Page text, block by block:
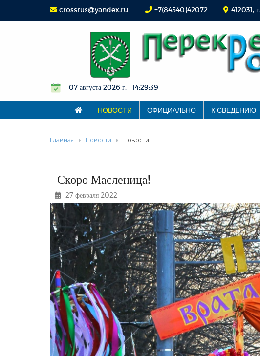
crossrus@yandex.ru +7(84540)42072 412031,
07 августа 2026 г. 14:29:40
НОВОСТИ ОФИЦИАЛЬНО К СВЕДЕНИЮ
Главная Новости Новости
Скоро Масленица!
27 февраля 2022